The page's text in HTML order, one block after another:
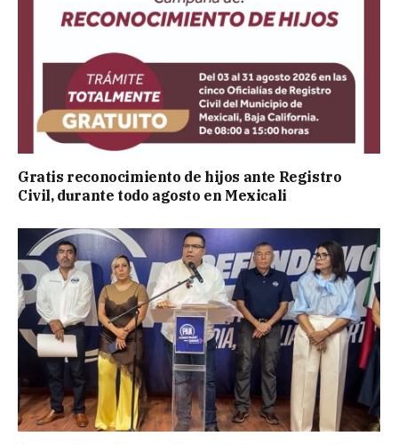
Gratis reconocimiento de hijos ante Registro
Civil, durante todo agosto en Mexicali